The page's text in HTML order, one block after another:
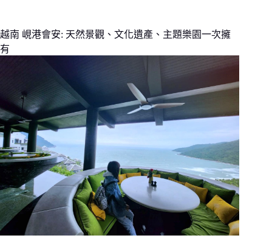
越南 峴港會安: 天然景觀、文化遺產、主題樂園一次擁
有